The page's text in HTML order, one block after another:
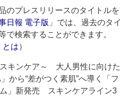
のプレスリリースのタイトルを
日報 電子版 」では、過去のタイ
で検索することができます。
とは）
キンケア～ 大人男性に向けた
から“差がつく素肌”へ導く「フ
」新発売 スキンケアライン3